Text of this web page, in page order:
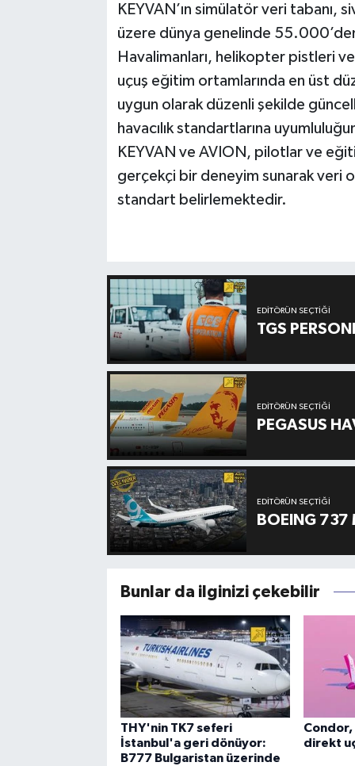
KEYVAN’ın simülatör veri tabanı,
üzere dünya genelinde
Havalimanları, helikopter pistleri ve
uçuş eğitim ortamlarında en üst
uygun olarak düzenli şekilde
havacılık standartlarına
KEYVAN ve AVION, pilotlar ve
gerçekçi bir deneyim sunarak veri
standart belirlemektedir.
EDITÖRÜN SEÇTIĞI
TGS
EDITÖRÜN SEÇTIĞI
PEGASUS
EDITÖRÜN SEÇTIĞI
BOEING 737
Bunlar da ilginizi çekebilir
THY'nin TK7 seferi
İstanbul'a geri dönüyor:
B777 Bulgaristan üzerinde
Condor,
direkt